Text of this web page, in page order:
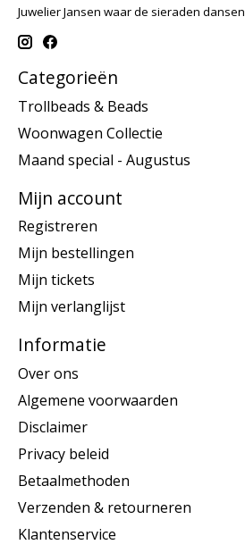
Juwelier Jansen waar de sieraden dansen
Categorieën
Trollbeads & Beads
Woonwagen Collectie
Maand special - Augustus
Mijn account
Registreren
Mijn bestellingen
Mijn tickets
Mijn verlanglijst
Informatie
Over ons
Algemene voorwaarden
Disclaimer
Privacy beleid
Betaalmethoden
Verzenden & retourneren
Klantenservice